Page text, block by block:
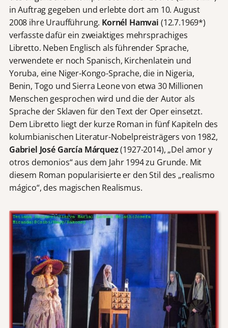
in Auftrag gegeben und erlebte dort am 10. August
2008 ihre Uraufführung. Kornél Hamvai (12.7.1969*)
verfasste dafür ein zweiaktiges mehrsprachiges
Libretto. Neben Englisch als führender Sprache,
verwendete er noch Spanisch, Kirchenlatein und
Yoruba, eine Niger-Kongo-Sprache, die in Nigeria,
Benin, Togo und Sierra Leone von etwa 30 Millionen
Menschen gesprochen wird und die der Autor als
Sprache der Sklaven für den Text der Oper einsetzt.
Dem Libretto liegt der kurze Roman in fünf Kapiteln des
kolumbianischen Literatur-Nobelpreisträgers von 1982,
Gabriel José García Márquez(1927-2014), „Del amor y
otros demonios“ aus dem Jahr 1994 zu Grunde. Mit
diesem Roman popularisierte er den Stil des „realismo
mágico“, des magischen Realismus.